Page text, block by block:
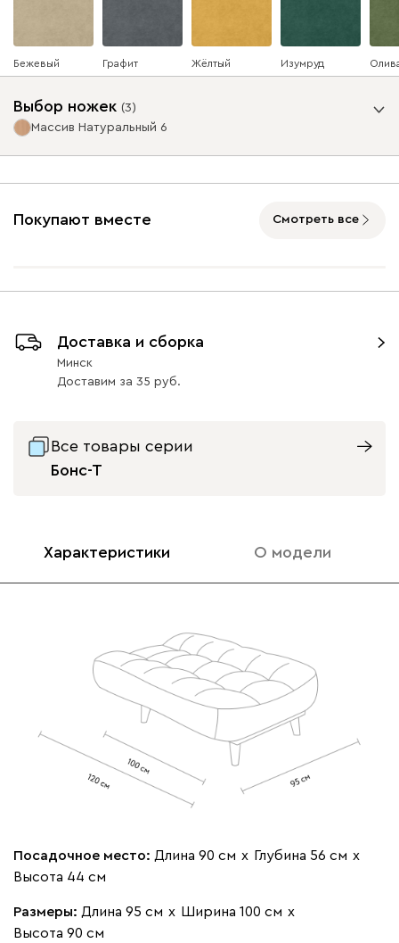
Бежевый Графит Жёлтый Изумруд
Ультра
Бежевый
490 795 910
Выбор ножек (3)
Массив Натуральный 6
33
Натуральный 6
Покупают вместе Смотреть все
Доставка и сборка
Минск
Доставим за 35
Все товары серии
Бонс-Т
Характеристики О модели
Посадочное место: Длина 90 см х Глубина 56 см х
Высота 44 см
Размеры: Длина 95 см х Ширина 100 см х
Высота 90 см